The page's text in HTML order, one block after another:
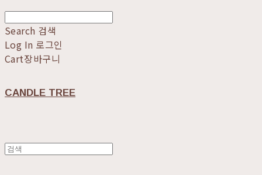
Search 검색
Log In 로그인
Cart장바구니
CANDLE TREE